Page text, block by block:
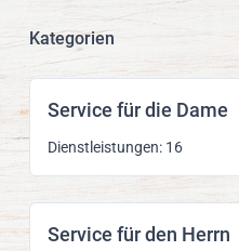
Kategorien
Service für die Dame
Dienstleistungen: 16
Service für den Herrn